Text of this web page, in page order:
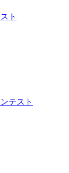
ト
テスト